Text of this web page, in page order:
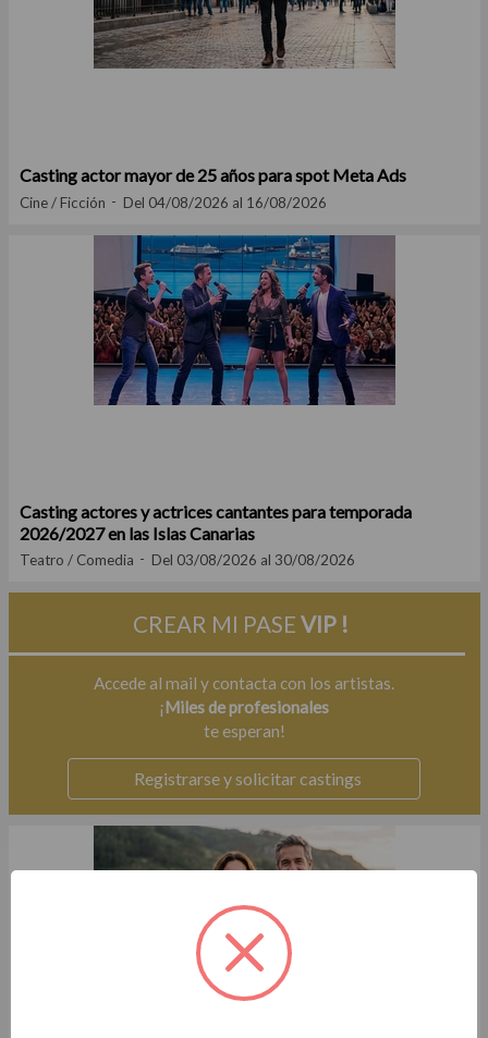
Casting actor mayor de 25 años para spot Meta Ads
Cine / Ficción Del 04/08/2026 al 16/08/2026
Casting actores y actrices cantantes para temporada
2026/2027 en las Islas Canarias
Teatro / Comedia Del 03/08/2026 al 30/08/2026
CREAR MI PASEVIP !
Accede al mail y contacta con los artistas.
¡Miles de profesionales
te esperan!
Registrarse y solicitar castings